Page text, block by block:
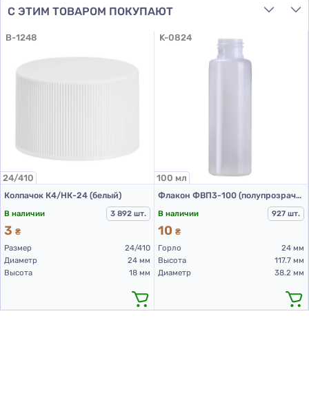
С ЭТИМ ТОВАРОМ ПОКУПАЮТ
B-1248
24/410
Колпачок К4/НК-24 (белый)
В наличии
3 892 шт.
3 ₴
Размер
24/410
Диаметр
24 мм
Высота
18 мм
K-0824
100 мл
Флакон ФВП3-100 (полупрозрачный)
В наличии
927 шт.
10 ₴
Горло
24 мм
Высота
117.7 мм
Диаметр
38.2 мм